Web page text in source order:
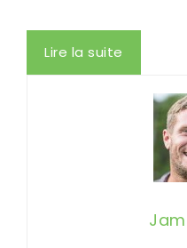
Lire la suite